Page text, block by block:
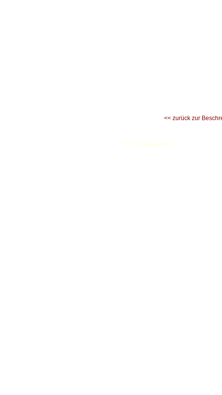
<< zurück zur
© TSV Santorini e.V.